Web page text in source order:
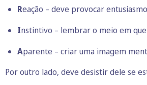
Reação – deve provocar entusiasmo
Instintivo – lembrar o meio em
Aparente – criar uma imagem
Por outro lado, deve desistir dele se